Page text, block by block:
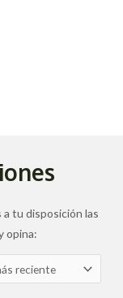
a tu disposición las
opina: